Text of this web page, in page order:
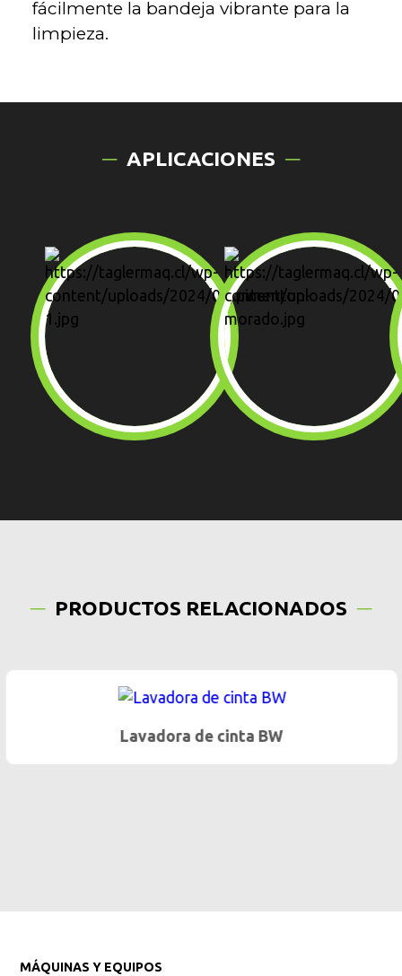
fácilmente la bandeja vibrante para la
limpieza.
APLICACIONES
PRODUCTOS RELACIONADOS
Lavadora de cinta BW
MÁQUINAS Y EQUIPOS